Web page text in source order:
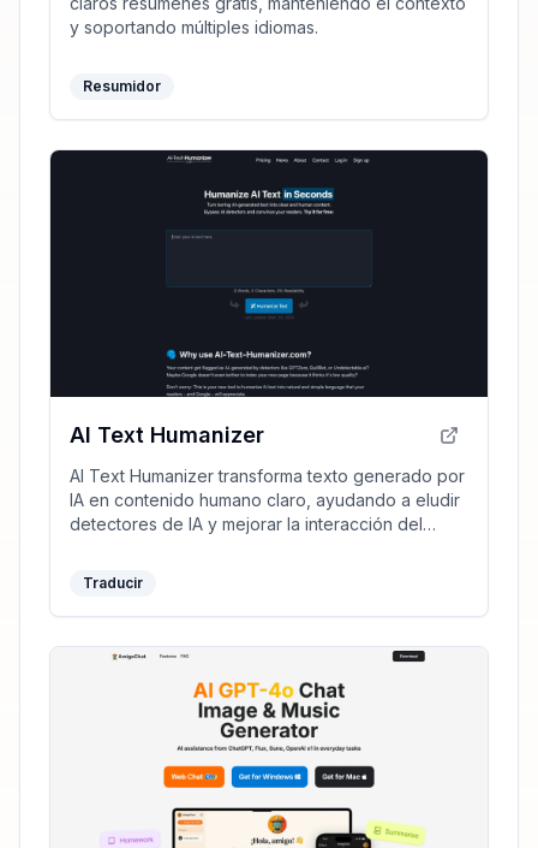
y soportando múltiples idiomas.
Resumidor
AI Text Humanizer
AI Text Humanizer transforma texto generado por
IA en contenido humano claro, ayudando a eludir
detectores de IA y mejorar la interacción del
Traducir